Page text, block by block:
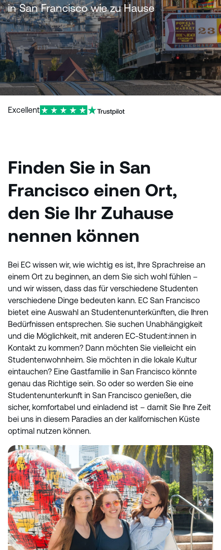
n in San Francisco wie zu Hause
Excellent
Finden Sie in San
Francisco einen Ort,
den Sie Ihr Zuhause
nennen können
Bei EC wissen wir, wie wichtig es ist, Ihre Sprachreise an
einem Ort zu beginnen, an dem Sie sich wohl fühlen –
und wir wissen, dass das für verschiedene Studenten
verschiedene Dinge bedeuten kann. EC San Francisco
bietet eine Auswahl an Studentenunterkünften, die Ihren
Bedürfnissen entsprechen. Sie suchen Unabhängigkeit
und die Möglichkeit, mit anderen EC-Student:innen in
Kontakt zu kommen? Dann möchten Sie vielleicht ein
Studentenwohnheim. Sie möchten in die lokale Kultur
eintauchen? Eine Gastfamilie in San Francisco könnte
genau das Richtige sein. So oder so werden Sie eine
Studentenunterkunft in San Francisco genießen, die
sicher, komfortabel und einladend ist – damit Sie Ihre Zeit
bei uns in diesem Paradies an der kalifornischen Küste
optimal nutzen können.